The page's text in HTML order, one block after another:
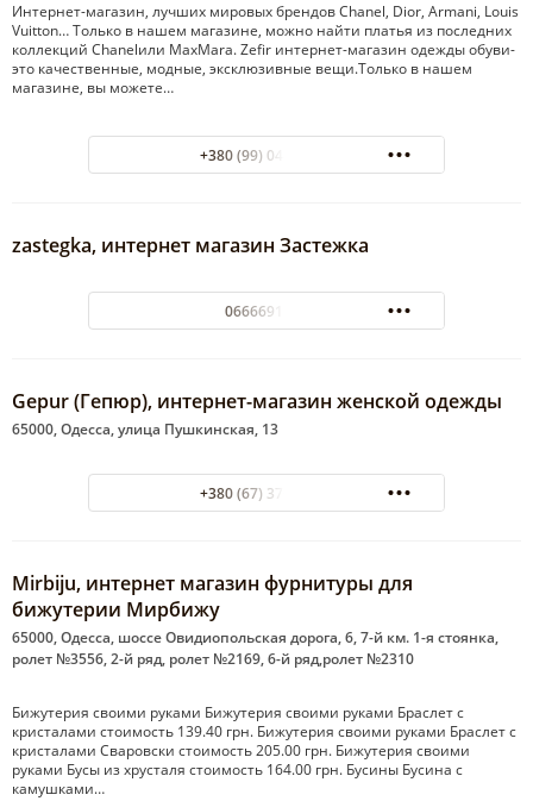
Интернет-магазин, лучших мировых брендов Chanel, Dior, Armani, Louis
Vuitton… Только в нашем магазине, можно найти платья из последних
коллекций Chanelили MaxMara. Zefir интернет-магазин одежды обуви-
это качественные, модные, эксклюзивные вещи.Только в нашем
магазине, вы можете…
+380 (99) 048-10-44
zastegka, интернет магазин Застежка
0666691824
Gepur (Гепюр), интернет-магазин женской одежды
65000, Одесса, улица Пушкинская, 13
+380 (67) 370-50-77
Mirbiju, интернет магазин фурнитуры для
бижутерии Мирбижу
65000, Одесса, шоссе Овидиопольская дорога, 6, 7-й км. 1-я стоянка,
ролет №3556, 2-й ряд, ролет №2169, 6-й ряд,ролет №2310
Бижутерия своими руками Бижутерия своими руками Браслет с
кристалами стоимость 139.40 грн. Бижутерия своими руками Браслет с
кристалами Сваровски стоимость 205.00 грн. Бижутерия своими
руками Бусы из хрусталя стоимость 164.00 грн. Бусины Бусина с
камушками…